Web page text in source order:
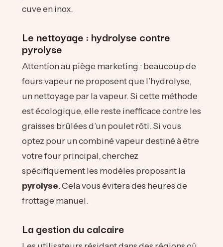
cuve en inox.
Le nettoyage : hydrolyse contre
pyrolyse
Attention au piège marketing : beaucoup de
fours vapeur ne proposent que l’hydrolyse,
un nettoyage par la vapeur. Si cette méthode
est écologique, elle reste inefficace contre les
graisses brûlées d’un poulet rôti. Si vous
optez pour un combiné vapeur destiné à être
votre four principal, cherchez
spécifiquement les modèles proposant la
pyrolyse. Cela vous évitera des heures de
frottage manuel.
La gestion du calcaire